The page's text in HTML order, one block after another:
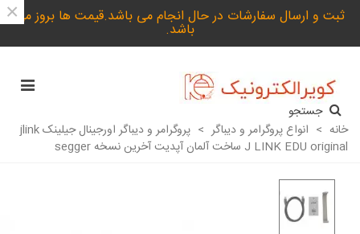
ثبت و ارسال سفارشات در حال انجام می باشد.قیمت ها بروز می
باشد.
×
جستجو
خانه > انواع پروگرامر و دیباگر >
پروگرامر و دیباگر اورجینال جیلینک jlink
J LINK EDU original ساخت آلمان آپدیت آخرین نسخه segger